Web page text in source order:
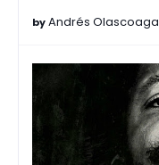
Andrés Olascoaga